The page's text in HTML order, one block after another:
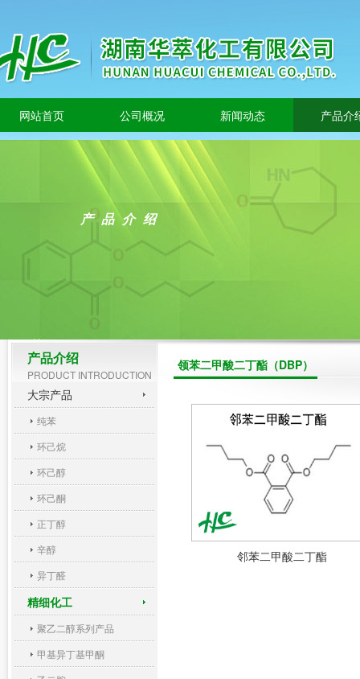
网站首页 公司概况 新闻动态 产品介
产品介绍
产品介绍
PRODUCT INTRODUCTION
大宗产品
纯苯
环己烷
环己醇
环己酮
正丁醇
辛醇
异丁醛
精细化工
聚乙二醇系列产品
甲基异丁基甲酮
领苯二甲酸二丁酯（DBP）
邻苯二甲酸二丁酯